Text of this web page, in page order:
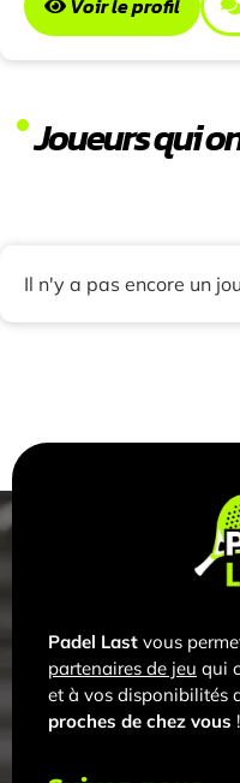
Joueurs qui
Il n'y a pas encore un
Padel Last vous
partenaires de jeu qui
et à vos disponibilités
proches de chez vous !